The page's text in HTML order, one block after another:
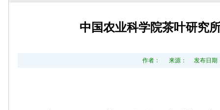
中国农业科学院茶叶研究
作者： 来源： 发布日期